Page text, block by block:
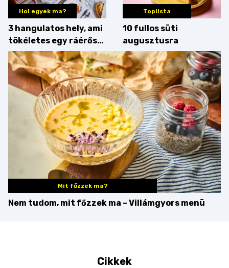
Hol egyek ma?
3 hangulatos hely, ami
tökéletes egy ráérős
hétvégi ebédhez
Toplista
10 fullos süti
augusztusra
Mit főzzek ma?
Nem tudom, mit főzzek ma – Villámgyors menü
Cikkek